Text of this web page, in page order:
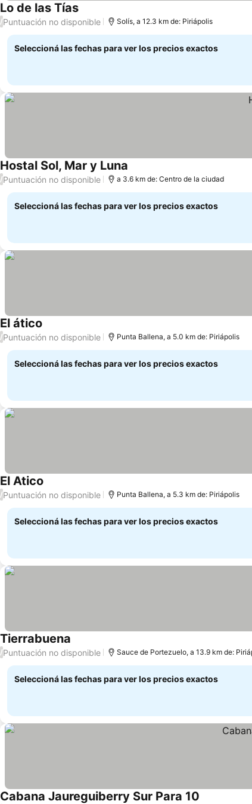
Lo de las Tías
/Puntuación no disponible Solís, a 12.3 km de: Piriápolis
Seleccioná las fechas para ver los precios exactos
Hostal Sol, Mar y Luna
/Puntuación no disponible a 3.6 km de: Centro de la ciudad
Seleccioná las fechas para ver los precios exactos
El ático
/Puntuación no disponible Punta Ballena, a 5.0 km de: Piriápolis
Seleccioná las fechas para ver los precios exactos
El Atico
/Puntuación no disponible Punta Ballena, a 5.3 km de: Piriápolis
Seleccioná las fechas para ver los precios exactos
Tierrabuena
/Puntuación no disponible Sauce de Portezuelo, a 13.9 km de:
Seleccioná las fechas para ver los precios exactos
Cabana Jaureguiberry Sur Para 10